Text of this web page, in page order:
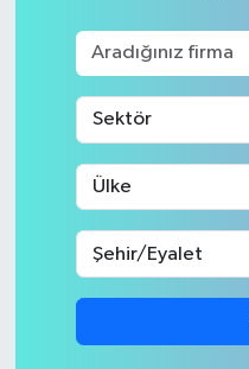
MAGAZİN
ÖZEL HABER
SAĞLIK